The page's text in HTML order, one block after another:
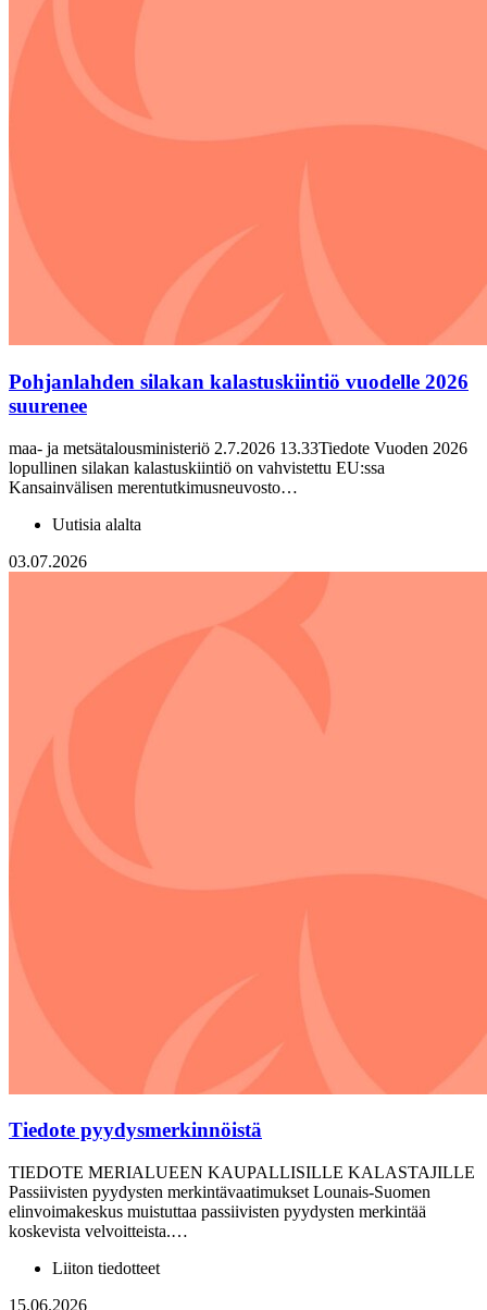
Pohjanlahden silakan kalastuskiintiö vuodelle 2026
suurenee
maa- ja metsätalousministeriö 2.7.2026 13.33Tiedote Vuoden 2026
lopullinen silakan kalastuskiintiö on vahvistettu EU:ssa
Kansainvälisen merentutkimusneuvosto…
Uutisia alalta
03.07.2026
Tiedote pyydysmerkinnöistä
TIEDOTE MERIALUEEN KAUPALLISILLE KALASTAJILLE
Passiivisten pyydysten merkintävaatimukset Lounais-Suomen
elinvoimakeskus muistuttaa passiivisten pyydysten merkintää
koskevista velvoitteista.…
Liiton tiedotteet
15.06.2026